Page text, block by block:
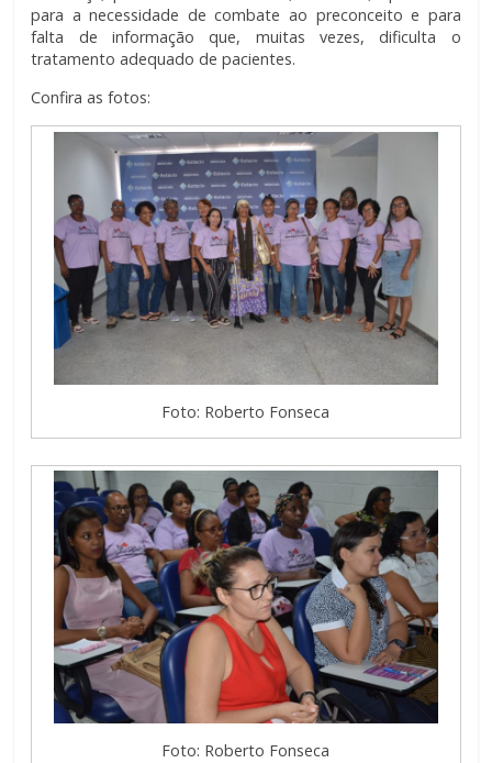
para a necessidade de combate ao preconceito e para
falta de informação que, muitas vezes, dificulta o
tratamento adequado de pacientes.
Confira as fotos:
Foto: Roberto Fonseca
Foto: Roberto Fonseca